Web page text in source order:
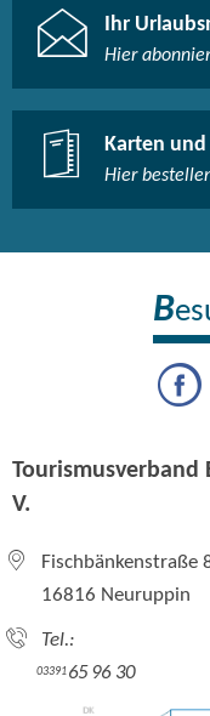
Ihr
Hier
Karten
Hier
B
Tourismusverband
V.
Fischbänkenstraße
16816 Neuruppin
Tel.:
0339165 96 30